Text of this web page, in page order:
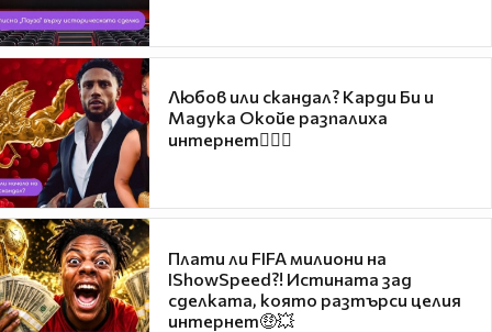
Любов или скандал? Карди Би и
Мадука Окойе разпалиха
интернет❤️‍🔥🔥
Плати ли FIFA милиони на
IShowSpeed?! Истината зад
сделката, която разтърси целия
интернет🤑💥